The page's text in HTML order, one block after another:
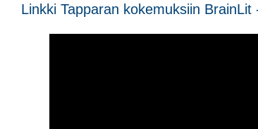
Linkki Tapparan kokemuksiin